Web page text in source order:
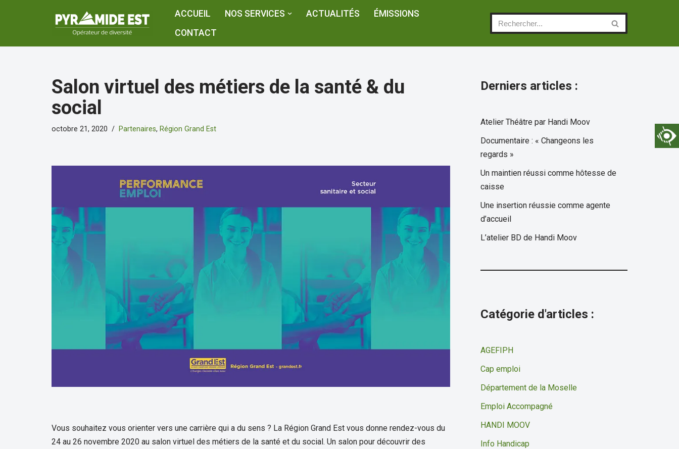
ACCUEIL NOS SERVICES ACTUALITÉS
ÉMISSIONS
CONTACT
Salon virtuel des métiers de la santé & du
social
octobre 21, 2020 Partenaires, Région Grand Est
Vous souhaitez vous orienter vers une carrière qui a du sens ? La Région Grand Est vous donne rendez-vous du
24 au 26 novembre 2020 au salon virtuel des métiers de la santé et du social. Un salon pour découvrir des
Derniers articles :
Atelier Théâtre par Handi Moov
Documentaire : « Changeons les
regards »
Un maintien réussi comme hôtesse de
caisse
Une insertion réussie comme agente
d’accueil
L’atelier BD de Handi Moov
Catégorie d'articles :
AGEFIPH
Cap emploi
Département de la Moselle
Emploi Accompagné
HANDI MOOV
Info Handicap